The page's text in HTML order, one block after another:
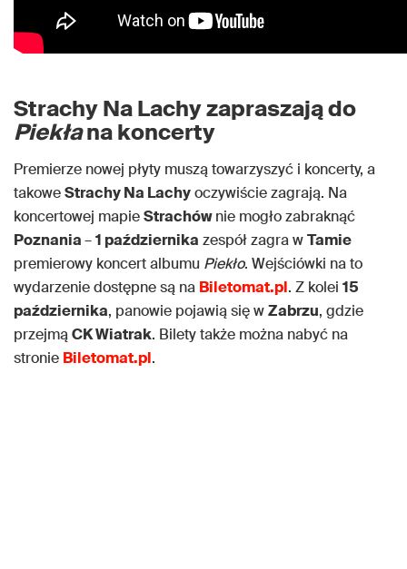
Strachy Na Lachy zapraszają do
Piekłana koncerty
Premierze nowej płyty muszą towarzyszyć i koncerty, a
takoweStrachy Na Lachyoczywiście zagrają. Na
koncertowej mapieStrachównie mogło zabraknąć
Poznania–1 października zespół zagra wTamie
premierowy koncert albumu Piekło. Wejściówki na to
wydarzenie dostępne są na Biletomat.pl. Z kolei 15
października, panowie pojawią się wZabrzu, gdzie
przejmąCK Wiatrak. Bilety także można nabyć na
stronie Biletomat.pl.